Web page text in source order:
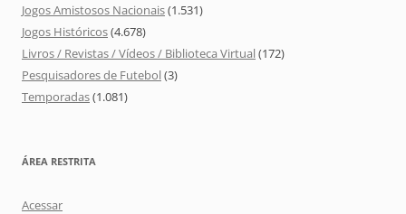
Jogos Amistosos Nacionais(1.531)
Jogos Históricos(4.678)
Livros / Revistas / Vídeos / Biblioteca Virtual(172)
Pesquisadores de Futebol(3)
Temporadas(1.081)
ÁREA RESTRITA
Acessar